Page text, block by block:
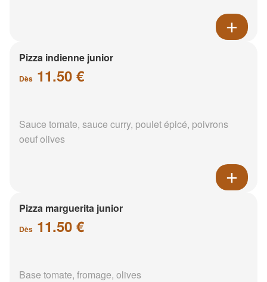
Pizza indienne junior
Dès 11.50 €
Sauce tomate, sauce curry, poulet épicé, poivrons
oeuf olives
Pizza marguerita junior
Dès 11.50 €
Base tomate, fromage, olives